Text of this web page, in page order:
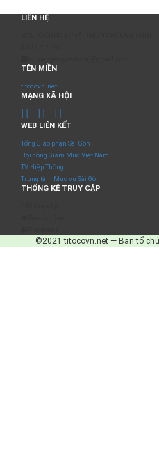
LIÊN HỆ
TÊN MIỀN
titocovn.net
MẠNG XÃ HỘI
WEB LIÊN KẾT
Tổng Giáo phận Sài Gòn
Hội đồng Giám Mục Việt Nam
TV Hiệp Thông
Trung tâm Mục vụ Sài Gòn
THỐNG KÊ TRUY CẬP
©2021 titocovn.net — Ban tổ